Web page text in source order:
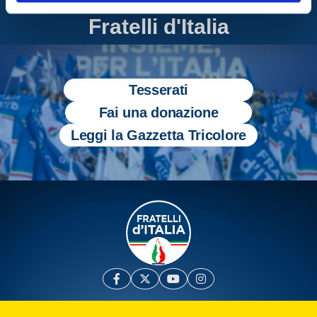
Entra nel mondo di
Fratelli d'Italia
Tesserati
Fai una donazione
Leggi la Gazzetta Tricolore